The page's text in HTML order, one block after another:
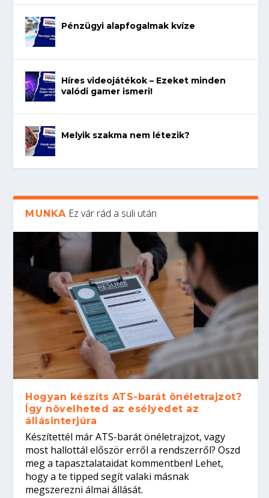
Pénzügyi alapfogalmak kvíze
Híres videojátékok – Ezeket minden
valódi gamer ismeri!
Melyik szakma nem létezik?
MUNKA Ez vár rád a suli után
Hogyan készíts ATS-barát önéletrajzot?
Így növelheted az esélyedet az
állásinterjúra
Készítettél már ATS-barát önéletrajzot, vagy
most hallottál először erről a rendszerről? Oszd
meg a tapasztalataidat kommentben! Lehet,
hogy a te tipped segít valaki másnak
megszerezni álmai állását.